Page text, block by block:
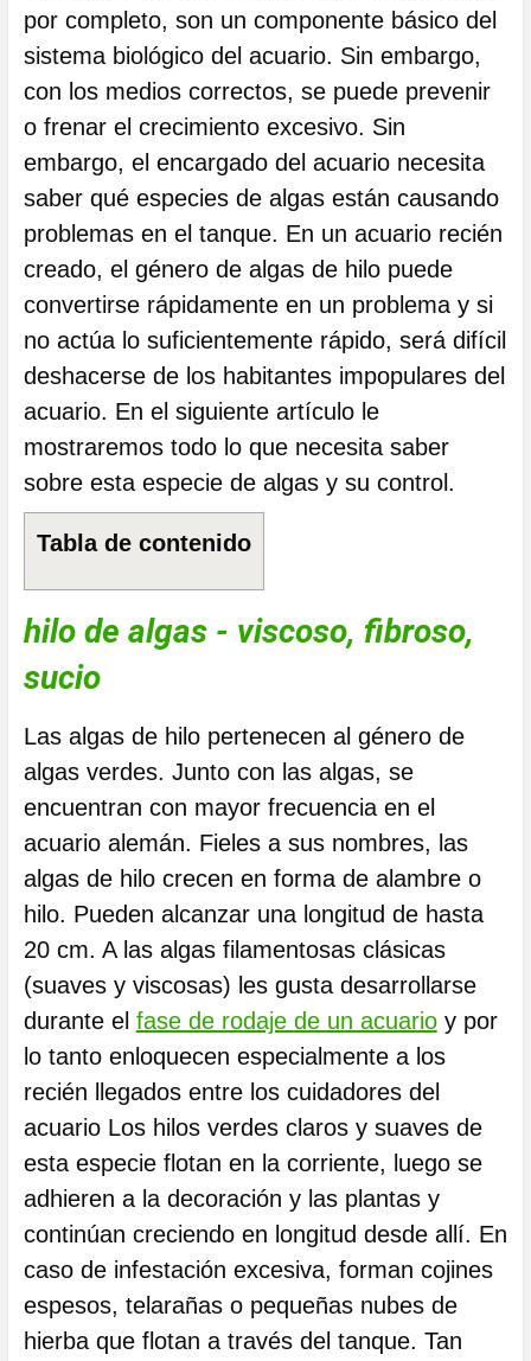
por completo, son un componente básico del
sistema biológico del acuario. Sin embargo,
con los medios correctos, se puede prevenir
o frenar el crecimiento excesivo. Sin
embargo, el encargado del acuario necesita
saber qué especies de algas están causando
problemas en el tanque. En un acuario recién
creado, el género de algas de hilo puede
convertirse rápidamente en un problema y si
no actúa lo suficientemente rápido, será difícil
deshacerse de los habitantes impopulares del
acuario. En el siguiente artículo le
mostraremos todo lo que necesita saber
sobre esta especie de algas y su control.
Tabla de contenido
hilo de algas - viscoso, fibroso,
sucio
Las algas de hilo pertenecen al género de
algas verdes. Junto con las algas, se
encuentran con mayor frecuencia en el
acuario alemán. Fieles a sus nombres, las
algas de hilo crecen en forma de alambre o
hilo. Pueden alcanzar una longitud de hasta
20 cm. A las algas filamentosas clásicas
(suaves y viscosas) les gusta desarrollarse
durante el fase de rodaje de un acuarioy por
lo tanto enloquecen especialmente a los
recién llegados entre los cuidadores del
acuario Los hilos verdes claros y suaves de
esta especie flotan en la corriente, luego se
adhieren a la decoración y las plantas y
continúan creciendo en longitud desde allí. En
caso de infestación excesiva, forman cojines
espesos, telarañas o pequeñas nubes de
hierba que flotan a través del tanque. Tan